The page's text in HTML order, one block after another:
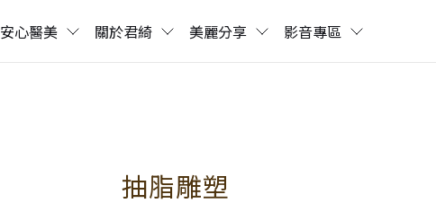
安心醫美 關於君綺 美麗分享 影音專區
抽脂雕塑